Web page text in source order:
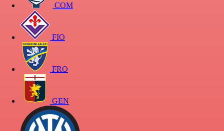
COM
FIO
FRO
GEN